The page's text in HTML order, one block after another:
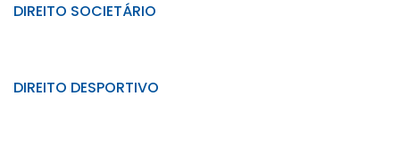
DIREITO SOCIETÁRIO
DIREITO DESPORTIVO